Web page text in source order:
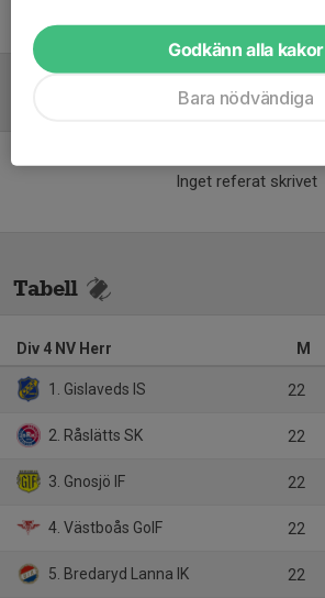
Thomas LiljedahlHuvudtränare
Inget referat skrivet
Tabell
Div 4 NV Herr M
1. Gislaveds IS 22
2. Råslätts SK 22
3. Gnosjö IF 22
4. Västboås GoIF 22
5. Bredaryd Lanna IK 22
Godkänn alla kakor
Bara nödvändiga